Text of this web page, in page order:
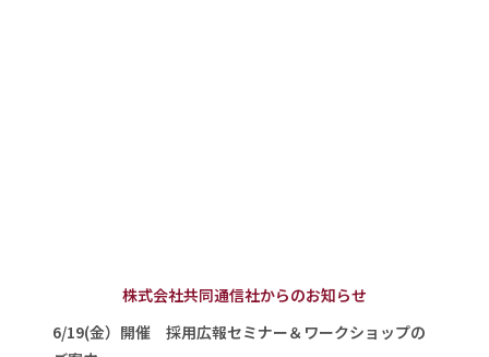
株式会社共同通信社からのお知らせ
6/19(金）開催 採用広報セミナー＆ワークショップの